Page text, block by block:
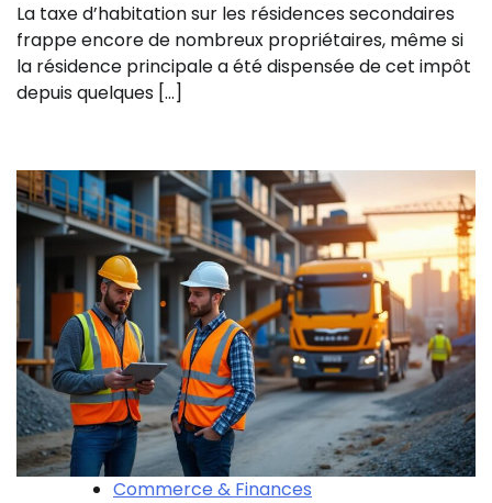
La taxe d’habitation sur les résidences secondaires
frappe encore de nombreux propriétaires, même si
la résidence principale a été dispensée de cet impôt
depuis quelques […]
Commerce & Finances